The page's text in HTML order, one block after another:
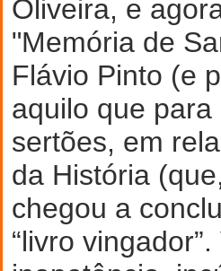
Oliveira, e
"Memória de
Flávio Pinto (e
aquilo que
sertões, em
da História
chegou a
“livro